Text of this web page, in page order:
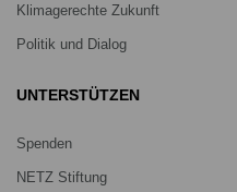
Klimagerechte Zukunft
Politik und Dialog
UNTERSTÜTZEN
Spenden
NETZ Stiftung